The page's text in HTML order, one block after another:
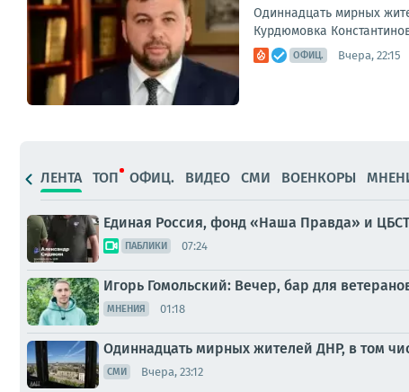
Одиннадцать мирных
Курдюмовка
ОФИЦ. Вчера, 22:15
ЛЕНТА ТОП ОФИЦ. ВИДЕО СМИ ВОЕНКОРЫ
Единая Россия, фонд «Наша Правда» и
ПАБЛИКИ 07:24
Игорь Гомольский: Вечер, бар для
МНЕНИЯ 01:18
Одиннадцать мирных жителей ДНР, в том
СМИ Вчера, 23:12